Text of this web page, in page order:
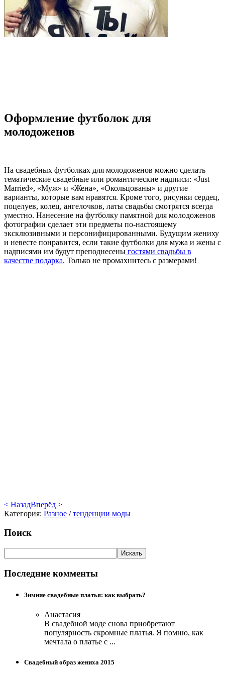
Оформление футболок для
молодоженов
На свадебных футболках для молодоженов можно сделать
тематические свадебные или романтические надписи: «Just
Married», «Муж» и «Жена», «Окольцованы» и другие
варианты, которые вам нравятся. Кроме того, рисунки сердец,
поцелуев, колец, ангелочков, латы свадьбы смотрятся всегда
уместно. Нанесение на футболку памятной для молодоженов
фотографии сделает эти предметы по-настоящему
эксклюзивными и персонифицированными. Будущим жениху
и невесте понравится, если такие футболки для мужа и жены с
надписями им будут преподнесены гостями свадьбы в
качестве подарка. Только не промахнитесь с размерами!
< НазадВперёд >
Категория: Разное /тенденции моды
Поиск
Последние комменты
Зимние свадебные платья: как выбрать?
Анастасия
В свадебной моде снова приобретают
популярность скромные платья. Я помню, как
мечтала о платье с ...
Свадебный образ жениха 2015